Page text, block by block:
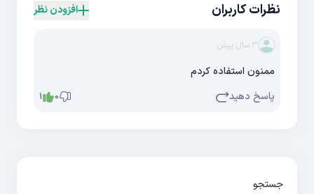
نظرات کاربران افزودن نظر
3 سال پیش
ممنون استفاده کردم
پاسخ دهید
0
1
جستجو